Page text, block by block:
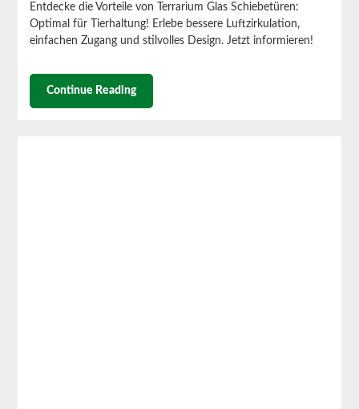
Entdecke die Vorteile von Terrarium Glas Schiebetüren:
Optimal für Tierhaltung! Erlebe bessere Luftzirkulation,
einfachen Zugang und stilvolles Design. Jetzt informieren!
Continue Reading